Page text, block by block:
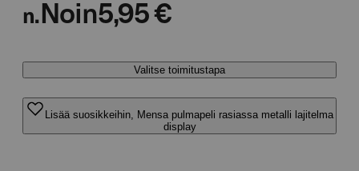
n. Noin5,95 €
Valitse toimitustapa
Lisää suosikkeihin, Mensa pulmapeli rasiassa metalli lajitelma
display